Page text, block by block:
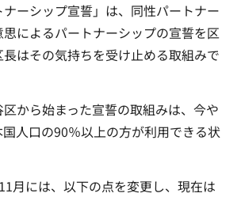
ナーシップ宣誓」は、同性パートナー
によるパートナーシップの宣誓を区
はその気持ちを受け止める取組みで
から始まった宣誓の取組みは、今や
人口の90％以上の方が利用できる状
月には、以下の点を変更し、現在は